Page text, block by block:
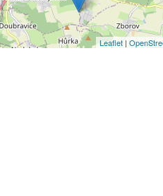
Leaflet|